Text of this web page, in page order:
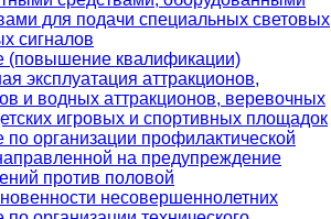
для подачи специальных световых
сигналов
(повышение квалификации)
эксплуатация аттракционов,
и водных аттракционов, веревочных
игровых и спортивных площадок
по организации профилактической
на предупреждение
против половой
несовершеннолетних